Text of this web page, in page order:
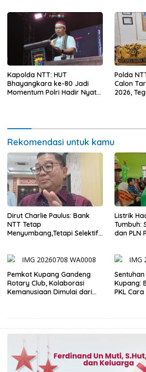
Kapolda NTT: HUT
Bhayangkara ke-80 Jadi
Momentum Polri Hadir Nyata
Polda
Calon
2026,
Rekomendasi untuk kamu
Dirut Charlie Paulus: Bank
NTT Tetap
Menyumbang,Tetapi Selektif
Listrik
Tumbuh:
dan PLN
Pemkot Kupang Gandeng
Rotary Club, Kolaborasi
Kemanusiaan Dimulai dari
Sentuhan
Kupang:
PKL